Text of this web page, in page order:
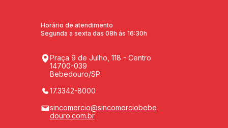
Horário de atendimento
Segunda a sexta das 08h ás 16:30h
Praça 9 de Julho, 118 - Centro
14700-039
Bebedouro/SP
17.3342-8000
sincomercio@sincomerciobebe
douro.com.br